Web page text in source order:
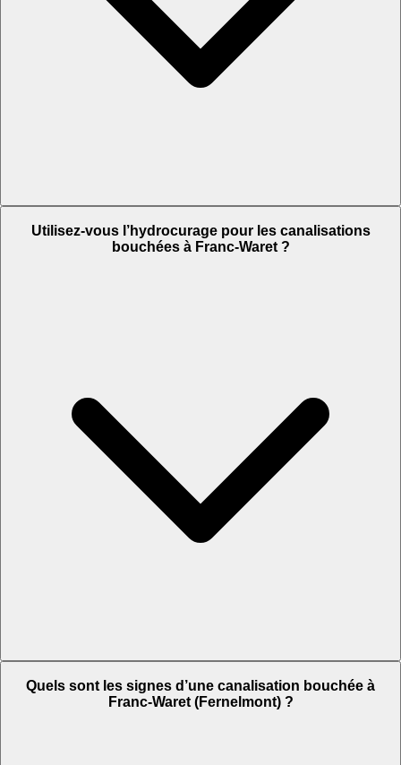
Utilisez-vous l’hydrocurage pour les canalisations
bouchées à Franc-Waret ?
Quels sont les signes d’une canalisation bouchée à
Franc-Waret (Fernelmont) ?